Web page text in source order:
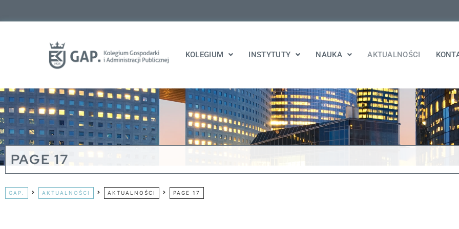
KOLEGIUM INSTYTUTY NAUKA AKTUALNOŚCI
PAGE 17
GAP. AKTUALNOŚCI AKTUALNOŚCI PAGE 17